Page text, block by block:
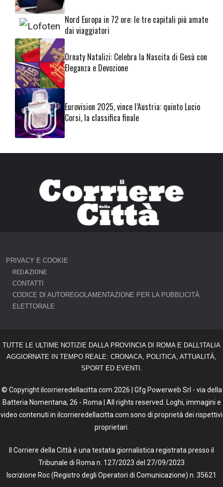
Nord Europa in 72 ore: le tre capitali più amate
dai viaggiatori
Ornaty Natalizi: Celebra la Nascita di Gesù con
Eleganza e Devozione
Eurovision 2025, vince l’Austria: quinto Lucio
Corsi, la classifica finale
PRIVACY E COOKIE
REDAZIONE
CONTATTI
CODICE DI AUTOREGOLAMENTAZIONE PER LA PUBBLICITÀ
ELETTORALE
TUTTE LE ULTIME NOTIZIE DALLA PROVINCIA DI ROMA E DALL'ITALIA
AGGIORNATE IN TEMPO REALE: CRONACA, POLITICA, ATTUALITÀ,
SPORT ED EVENTI.
© Copyright ilcorrieredellacitta.com 2026 | Gfg Powerweb Srl - via della
Batteria Nomentana, 26 - Roma | All rights reserved. Loghi, immagini e
video contenuti in ilcorrieredellacitta.com sono di proprietà dei rispettivi
proprietari.
Il Corriere della Città è una testata giornalistica registrata presso il
Tribunale di Roma n. 127/2023 del 27/09/2023
Iscrizione Roc (Registro degli Operatori di Comunicazione) n. 35621